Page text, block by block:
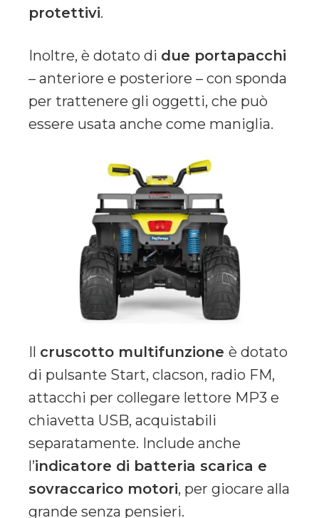
protettivi.
Inoltre, è dotato di due portapacchi
– anteriore e posteriore – con sponda
per trattenere gli oggetti, che può
essere usata anche come maniglia.
Il cruscotto multifunzione è dotato
di pulsante Start, clacson, radio FM,
attacchi per collegare lettore MP3 e
chiavetta USB, acquistabili
separatamente. Include anche
l’indicatore di batteria scarica e
sovraccarico motori, per giocare alla
grande senza pensieri.